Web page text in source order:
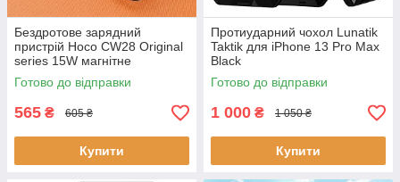
Бездротове зарядний
пристрій Hoco CW28 Original
series 15W магнітне
Готово до відправки
565 ₴ 605 ₴
Купити
Протиударний чохол Lunatik
Taktik для iPhone 13 Pro Max
Black
Готово до відправки
1 000 ₴ 1 050 ₴
Купити